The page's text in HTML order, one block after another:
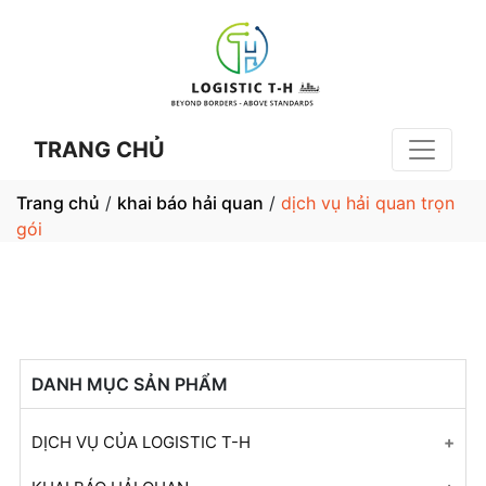
TRANG CHỦ
Trang chủ / khai báo hải quan / dịch vụ hải quan trọn
gói
DANH MỤC SẢN PHẨM
DỊCH VỤ CỦA LOGISTIC T-H
Tư Vấn Khai Báo Hải Quan Cho Tất Cả Mặt Hàng